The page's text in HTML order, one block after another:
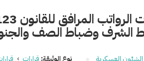
الشرف وضباط الصف
الشئون العسكرية نوع الوثيقة: قرارات ›